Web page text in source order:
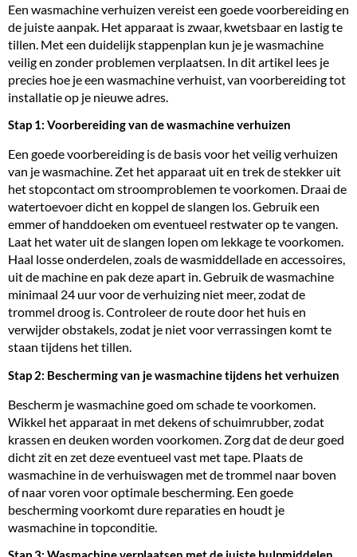
Een wasmachine verhuizen vereist een goede voorbereiding en
de juiste aanpak. Het apparaat is zwaar, kwetsbaar en lastig te
tillen. Met een duidelijk stappenplan kun je je wasmachine
veilig en zonder problemen verplaatsen. In dit artikel lees je
precies hoe je een wasmachine verhuist, van voorbereiding tot
installatieop je nieuwe adres.
Stap 1: Voorbereiding van de wasmachine verhuizen
Een goede voorbereiding is de basis voor het veilig verhuizen
van je wasmachine. Zet het apparaat uit en trek de stekker uit
het stopcontact om stroomproblemen te voorkomen. Draai de
watertoevoer dicht en koppel deslangen los. Gebruik een
emmer of handdoeken om eventueel restwater op te vangen.
Laat het water uit de slangen lopen om lekkage te voorkomen.
Haal losse onderdelen, zoals de wasmiddellade en accessoires,
uit de machine en pak deze apart in. Gebruik de wasmachine
minimaal 24 uur voor de verhuizing niet meer, zodat de
trommel droog is. Controleer de route door het huis en
verwijder obstakels, zodat je niet voor verrassingen komt te
staan tijdens het tillen.
Stap 2: Bescherming van je wasmachine tijdens het verhuizen
Bescherm je wasmachine goed om schade te voorkomen.
Wikkel het apparaat in met dekens of schuimrubber, zodat
krassen en deuken worden voorkomen. Zorg dat de deur goed
dicht zit en zet deze eventueel vast met tape. Plaats de
wasmachine in de verhuiswagen met de trommel naar boven
of naar voren voor optimale bescherming. Een goede
bescherming voorkomt dure reparaties en houdt je
wasmachine in topconditie.